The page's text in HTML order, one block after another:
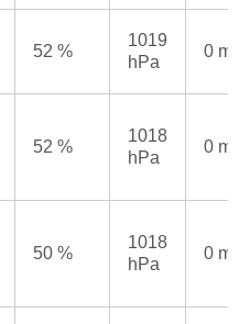
52 %
1019
hPa
0
52 %
1018
hPa
0
50 %
1018
hPa
0